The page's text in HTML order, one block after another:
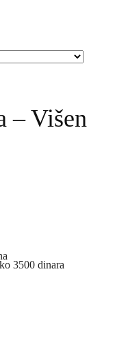
3500 dinara
– Višen